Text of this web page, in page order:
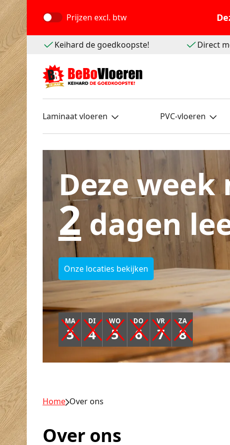
Prijzen excl. btw
Keihard de goedkoopste! Direct
Laminaat vloeren PVC-vloeren
Deze
2 dagen
Onze locaties bekijken
MA
3
DI
4
WO
5
DO
6
VR
7
ZA
8
Home Over ons
Over ons